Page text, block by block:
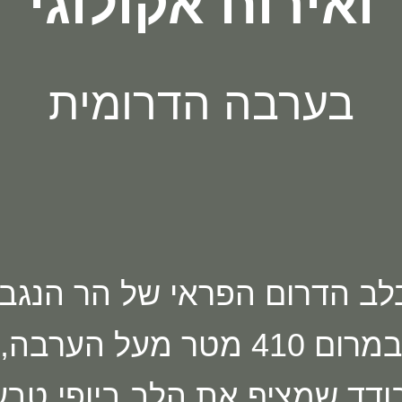
בערבה הדרומית
הדרום הפראי של הר
במרום 410 מטר מעל הערבה,